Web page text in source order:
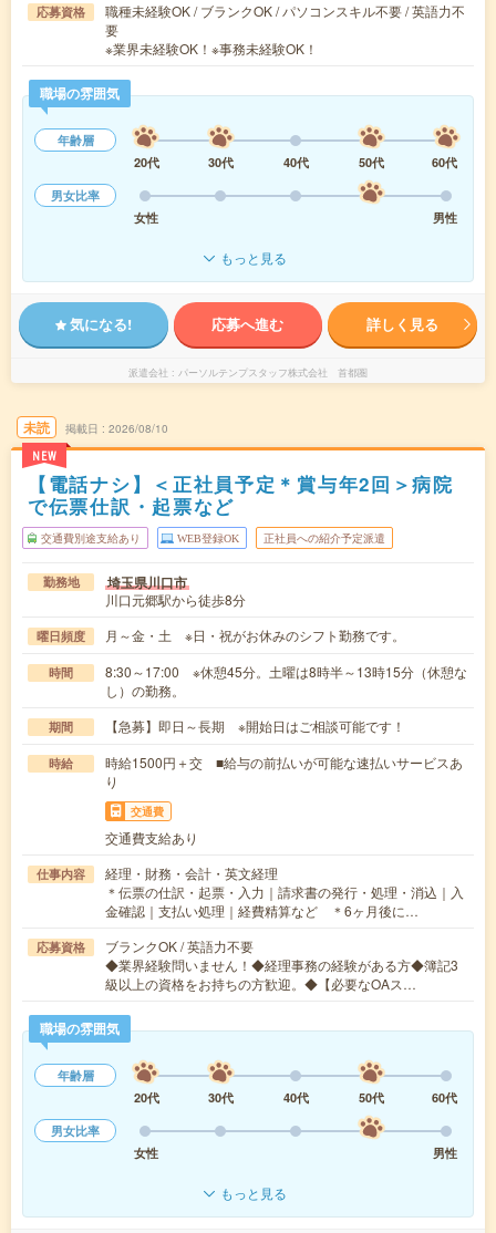
応募資格
職種未経験OK / ブランクOK / パソコンスキル不要 / 英語力不
要
※業界未経験OK！※事務未経験OK！
職場の雰囲気
年齢層
20代
30代 40代 50代
60代
男女比率
女性
男性
もっと見る
気になる! 応募へ進む 詳しく見る
派遣会社 パーソルテンプスタッフ株式会社 首都圏
未読
NEW
掲載日 2026/08/10
【電話ナシ】＜正社員予定＊賞与年2回＞病院
で伝票仕訳・起票など
交通費別途支給あり WEB登録OK 正社員への紹介予定派遣
勤務地 埼玉県川口市
川口元郷駅から徒歩8分
曜日頻度 月～金・土 ※日・祝がお休みのシフト勤務です。
時間
8:30～17:00 ※休憩45分。土曜は8時半～13時15分（休憩な
し）の勤務。
期間 【急募】即日～長期 ※開始日はご相談可能です！
時給
時給1500円＋交 ■給与の前払いが可能な速払いサービスあ
り
交通費
交通費支給あり
仕事内容
経理・財務・会計・英文経理
＊伝票の仕訳・起票・入力｜請求書の発行・処理・消込｜入
金確認｜支払い処理｜経費精算など ＊6ヶ月後に…
応募資格
ブランクOK / 英語力不要
◆業界経験問いません！◆経理事務の経験がある方◆簿記3
級以上の資格をお持ちの方歓迎。◆【必要なOAス…
職場の雰囲気
年齢層
20代
30代 40代 50代
60代
男女比率
女性
男性
もっと見る